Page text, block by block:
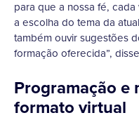
para que a nossa fé,
a escolha do tema da
também ouvir sugestões
formação oferecida”,
Programação e
formato virtual